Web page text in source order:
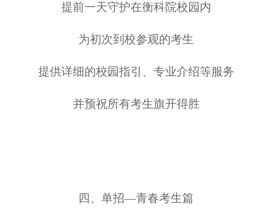
提前一天守护在衡科院校园内
为初次到校参观的考生
提供详细的校园指引、专业介绍等服务
并预祝所有考生旗开得胜
四、 单招—青春考生篇